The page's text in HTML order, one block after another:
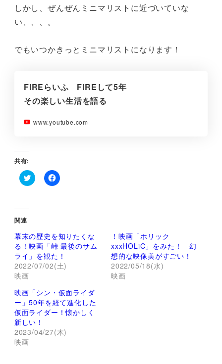
しかし、ぜんぜんミニマリストに近づいていな
い、、、。
でもいつかきっとミニマリストになります！
FIREらいふ FIREして5年
その楽しい生活を語る
www.youtube.com
共有:
ク
し
て
T
i
t
t
e
r
で
共
有
(
新
し
い
ウ
ィ
ン
ド
ウ
で
F
で
共
有
す
る
に
ッ
ク
し
て
さ
関連
幕末の歴史を知りたくな
る！映画「峠 最後のサム
ライ」を観た！
2022/07/02(土)
映画
！映画「ホリック
xxxHOLiC」をみた！ 幻
想的な映像美がすごい！
2022/05/18(水)
映画
映画「シン・仮面ライダ
ー」50年を経て進化した
仮面ライダー！懐かしく
新しい！
2023/04/27(木)
映画